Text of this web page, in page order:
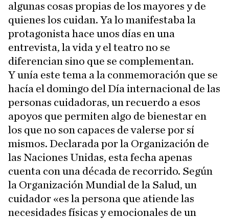
algunas cosas propias de los mayores y de
quienes los cuidan. Ya lo manifestaba la
protagonista hace unos días en una
entrevista, la vida y el teatro no se
diferencian sino que se complementan.
Y unía este tema a la conmemoración que se
hacía el domingo del Día internacional de las
personas cuidadoras, un recuerdo a esos
apoyos que permiten algo de bienestar en
los que no son capaces de valerse por sí
mismos. Declarada por la Organización de
las Naciones Unidas, esta fecha apenas
cuenta con una década de recorrido. Según
la Organización Mundial de la Salud, un
cuidador «es la persona que atiende las
necesidades físicas y emocionales de un